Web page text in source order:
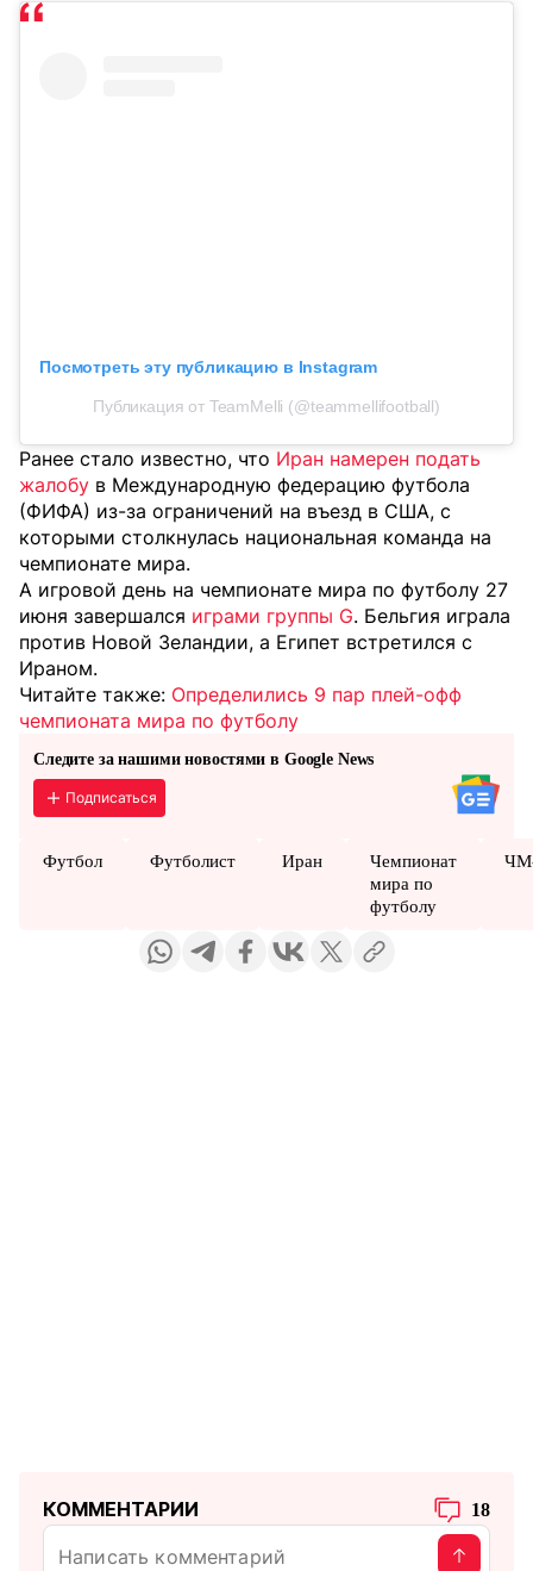
Посмотреть эту публикацию в Instagram
Публикация от TeamMelli (@teammellifootball)
Ранее стало известно, что Иран намерен подать
жалобу в Международную федерацию футбола
(ФИФА) из-за ограничений на въезд в США, с
которыми столкнулась национальная команда на
чемпионате мира.
А игровой день на чемпионате мира по футболу 27
июня завершался играми группы G. Бельгия играла
против Новой Зеландии, а Египет встретился с
Ираном.
Читайте также: Определились 9 пар плей-офф
чемпионата мира по футболу
Следите за нашими новостями в Google News
Подписаться
Футбол Футболист Иран
Чемпионат
мира по
футболу
КОММЕНТАРИИ 18